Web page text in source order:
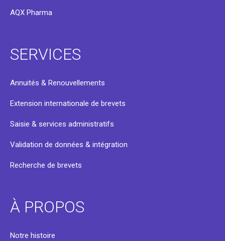
AQX Pharma
SERVICES
Annuités & Renouvellements
Extension internationale de brevets
Saisie & services administratifs
Validation de données & intégration
Recherche de brevets
À PROPOS
Notre histoire